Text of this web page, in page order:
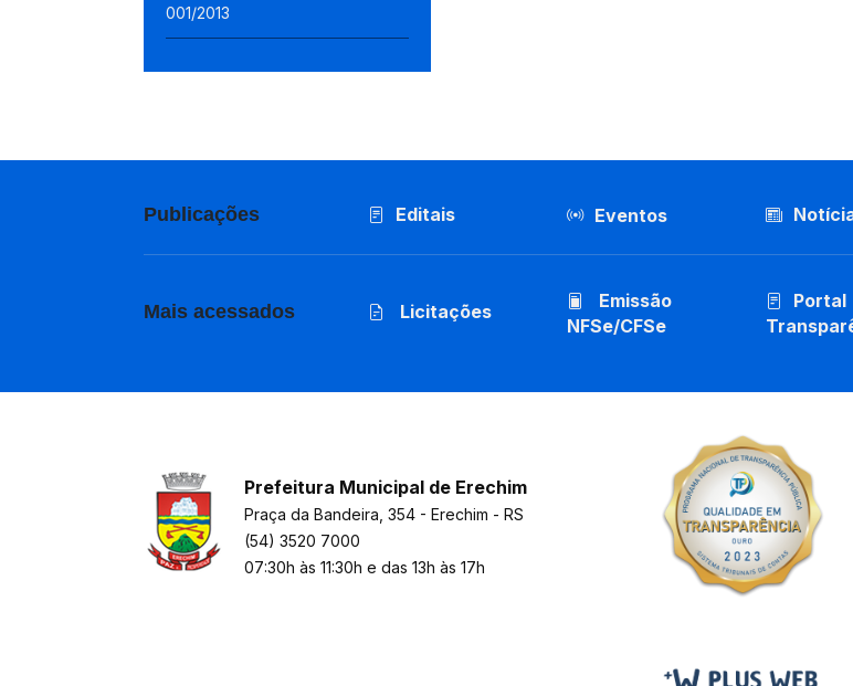
001/2013
Publicações Editais Eventos
Mais acessados Licitações
Emissão
NFSe/CFSe
Portal
Prefeitura Municipal de Erechim
Praça da Bandeira, 354 - Erechim - RS
(54) 3520 7000
07:30h às 11:30h e das 13h às 17h